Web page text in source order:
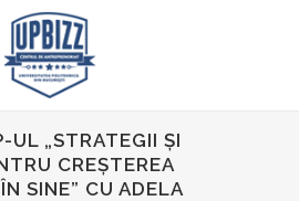
UL „STRATEGII ȘI
CREȘTEREA
SINE” CU ADELA